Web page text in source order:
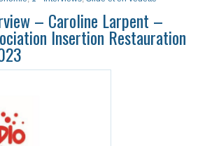
– Caroline Larpent –
Insertion Restauration